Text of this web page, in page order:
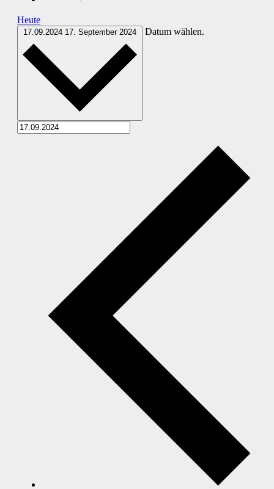
Heute
17.09.2024 17. September 2024 Datum wählen.